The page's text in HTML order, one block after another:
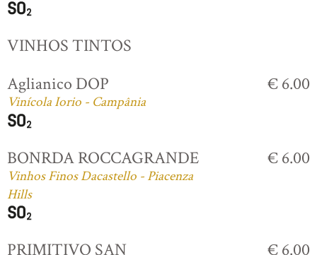
VINHOS TINTOS
Aglianico DOP
Vinícola Iorio - Campânia
€ 6.00
BONRDA ROCCAGRANDE
Vinhos Finos Dacastello - Piacenza
Hills
€ 6.00
PRIMITIVO SAN € 6.00